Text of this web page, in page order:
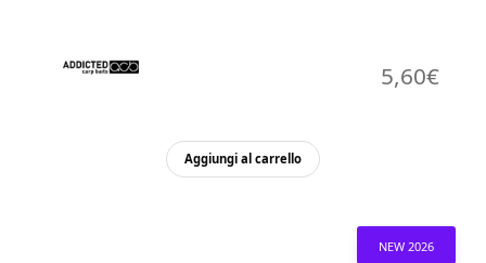
5,60€
Aggiungi al carrello
NEW 2026